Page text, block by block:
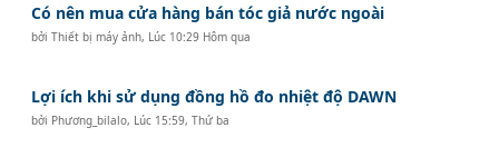
Có nên mua cửa hàng bán tóc giả nước ngoài
bởiThiết bị máy ảnh, Lúc 10:29 Hôm qua
Lợi ích khi sử dụng đồng hồ đo nhiệt độ DAWN
bởi Phương_bilalo, Lúc 15:59, Thứ ba